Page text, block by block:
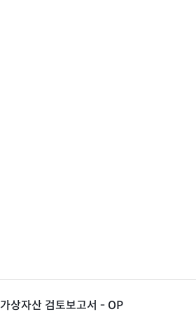
가상자산 검토보고서 - OP